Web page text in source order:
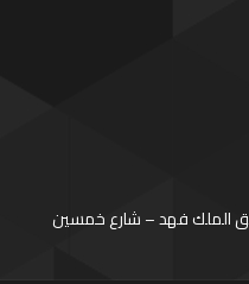
الملك فهد – شارع خمسين